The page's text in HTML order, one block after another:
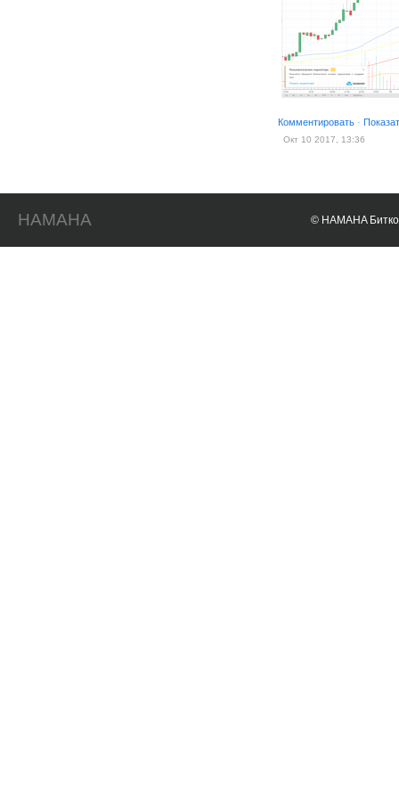
Комментировать ·
Окт 10 2017, 13:36
HAMAHA © HAMAHA